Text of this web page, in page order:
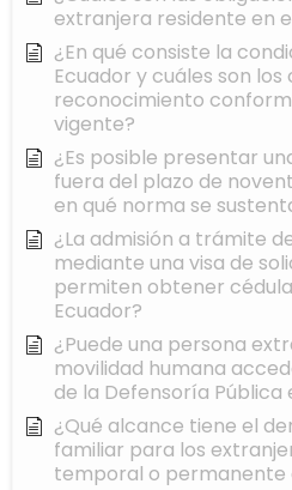
extranjera residente en
¿En qué consiste la
Ecuador y cuáles son
reconocimiento
vigente?
¿Es posible presentar
fuera del plazo de
en qué norma se
¿La admisión a trámite
mediante una visa de
permiten obtener
Ecuador?
¿Puede una persona
movilidad humana
de la Defensoría Pública
¿Qué alcance tiene el
familiar para los
temporal o permanente